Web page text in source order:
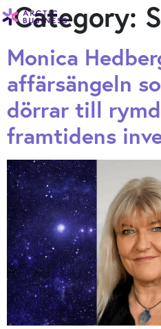
Category:
Monica
affärsängeln
dörrar till
framtidens